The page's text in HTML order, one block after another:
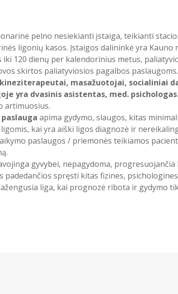
pelno nesiekianti įstaiga, teikianti
ligonių kasos. Įstaigos dalininkė yra Kauno
iki 120 dienų per kalendorinius metus,
skirtos paliatyviosios pagalbos
masažuotojai, socialiniai
yra dvasinis asistentas, med.
artimuosius.
apima gydymo, slaugos, kitas
kai yra aiški ligos diagnozė ir
paslaugos / priemonės teikiamos
gyvybei, nepagydoma,
spręsti kitas fizines,
liga, kai prognozė ribota ir gydymo